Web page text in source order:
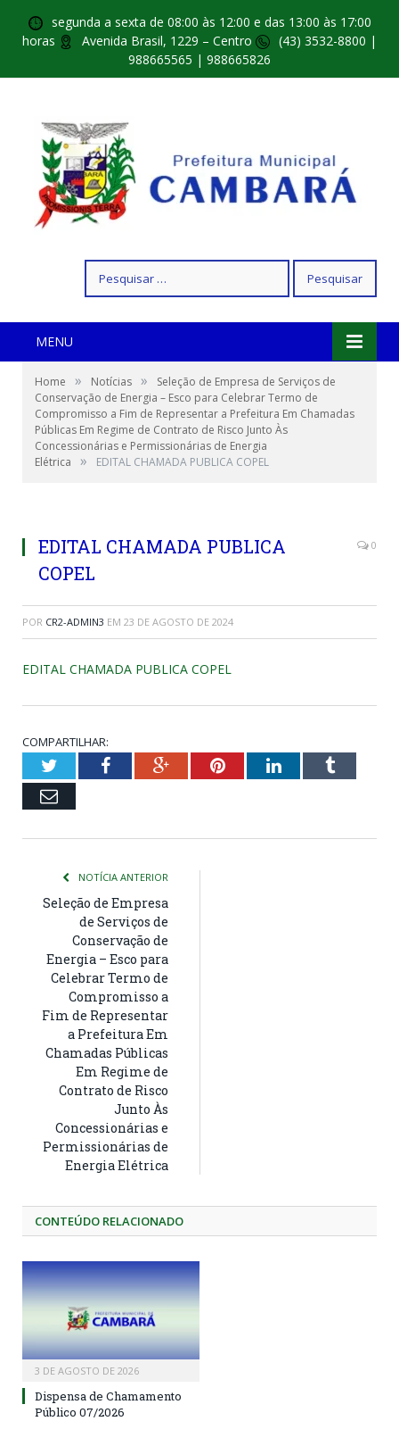
segunda a sexta de 08:00 às 12:00 e das 13:00 às 17:00
horas
Avenida Brasil, 1229 – Centro
(43) 3532-8800 |
988665565 | 988665826
por:
MENU
Home » Notícias »
Seleção de Empresa de Serviços de
Conservação de Energia – Esco para Celebrar Termo de
Compromisso a Fim de Representar a Prefeitura Em Chamadas
Públicas Em Regime de Contrato de Risco Junto Às
Concessionárias e Permissionárias de Energia
Elétrica
» EDITAL CHAMADA PUBLICA COPEL
EDITAL CHAMADA PUBLICA
COPEL
0
POR CR2-ADMIN3 EM 23 DE AGOSTO DE 2024
EDITAL CHAMADA PUBLICA COPEL
COMPARTILHAR:
TwitterFacebookGoogle+PinterestLinkedInTumblr
Email
NOTÍCIA ANTERIOR
Seleção de Empresa
de Serviços de
Conservação de
Energia – Esco para
Celebrar Termo de
Compromisso a
Fim de Representar
a Prefeitura Em
Chamadas Públicas
Em Regime de
Contrato de Risco
Junto Às
Concessionárias e
Permissionárias de
Energia Elétrica
CONTEÚDO RELACIONADO
3 DE AGOSTO DE 2026
Dispensa de Chamamento
Público 07/2026